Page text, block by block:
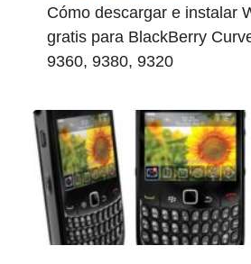
Cómo descargar e instalar
gratis para BlackBerry
9360, 9380, 9320